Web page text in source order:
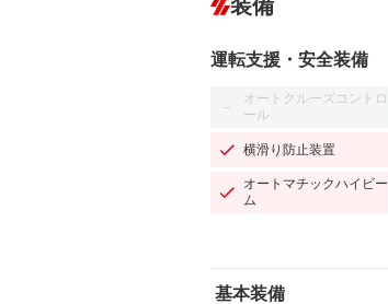
装備
運転支援・安全装備
－
オートクルーズコントロ
ール
横滑り防止装置
オートマチックハイビー
ム
基本装備